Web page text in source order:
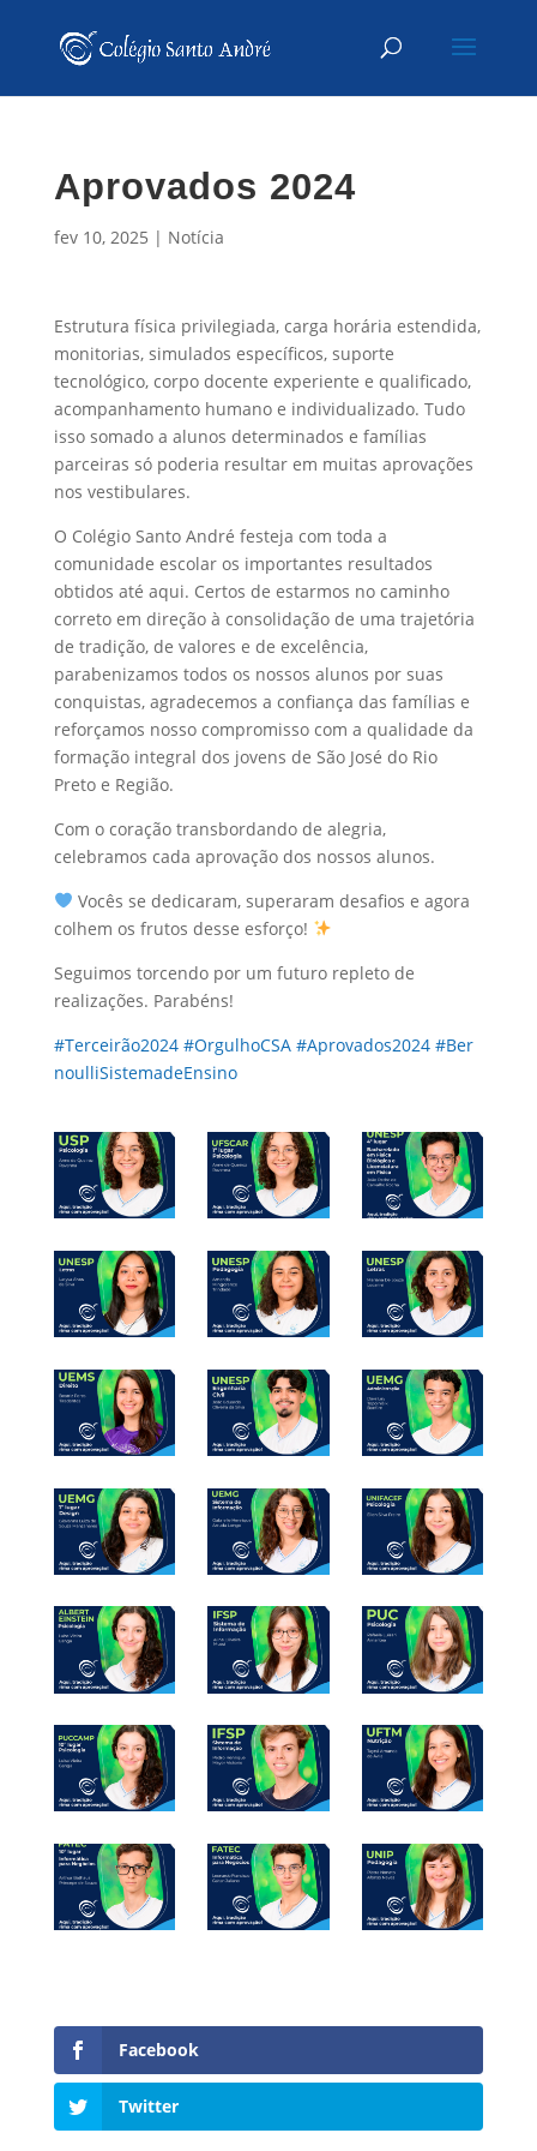
Aprovados 2024
fev 10, 2025 | Notícia
Estrutura física privilegiada, carga horária estendida,
monitorias, simulados específicos, suporte
tecnológico, corpo docente experiente e qualificado,
acompanhamento humano e individualizado. Tudo
isso somado a alunos determinados e famílias
parceiras só poderia resultar em muitas aprovações
nos vestibulares.
O Colégio Santo André festeja com toda a
comunidade escolar os importantes resultados
obtidos até aqui. Certos de estarmos no caminho
correto em direção à consolidação de uma trajetória
de tradição, de valores e de excelência,
parabenizamos todos os nossos alunos por suas
conquistas, agradecemos a confiança das famílias e
reforçamos nosso compromisso com a qualidade da
formação integral dos jovens de São José do Rio
Preto e Região.
Com o coração transbordando de alegria,
celebramos cada aprovação dos nossos alunos.
Vocês se dedicaram, superaram desafios e agora
colhem os frutos desse esforço!
Seguimos torcendo por um futuro repleto de
realizações. Parabéns!
#Terceirão2024 #OrgulhoCSA #Aprovados2024 #Ber
noulliSistemadeEnsino
Facebook
Twitter